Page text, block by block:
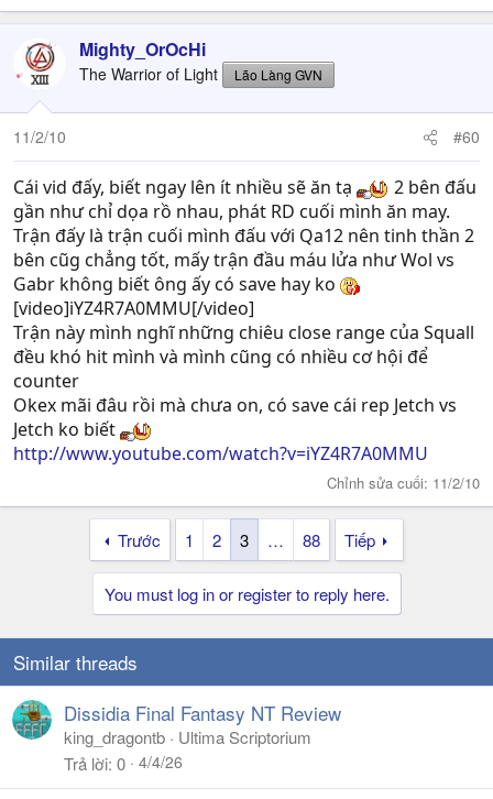
Mighty_OrOcHi
The Warrior of Light Lão Làng GVN
11/2/10 #60
Cái vid đấy, biết ngay lên ít nhiều sẽ ăn tạ
2 bên đấu
gần như chỉ dọa rồ nhau, phát RD cuối mình ăn may.
Trận đấy là trận cuối mình đấu với Qa12 nên tinh thần 2
bên cũg chẳng tốt, mấy trận đầu máu lửa như Wol vs
Gabr không biết ông ấy có save hay ko
[video]iYZ4R7A0MMU[/video]
Trận này mình nghĩ những chiêu close range của Squall
đều khó hit mình và mình cũng có nhiều cơ hội để
counter
Okex mãi đâu rồi mà chưa on, có save cái rep Jetch vs
Jetch ko biết
http://www.youtube.com/watch?v=iYZ4R7A0MMU
Chỉnh sửa cuối: 11/2/10
Trước 1 2 3 … 88 Tiếp
You must log in or register to reply here.
Similar threads
Dissidia Final Fantasy NT Review
king_dragontb
Ultima Scriptorium
Trả lời 0 4/4/26